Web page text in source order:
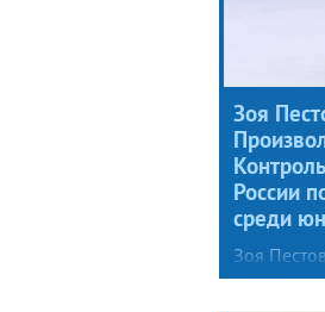
Зоя
России
среди
Зоя